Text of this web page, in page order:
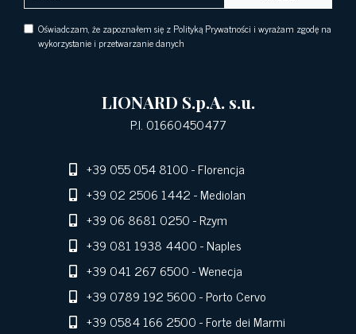
Oświadczam, że zapoznałem się z Polityką Prywatności i wyrażam zgodę na
wykorzystanie i przetwarzanie danych
LIONARD S.p.A. s.u.
P.I. 01660450477
+39 055 054 8100- Florencja
+39 02 2506 1442- Mediolan
+39 06 8681 0250- Rzym
+39 081 1938 4400- Naples
+39 041 267 6500- Wenecja
+39 0789 192 5600- Porto Cervo
+39 0584 166 2500- Forte dei Marmi